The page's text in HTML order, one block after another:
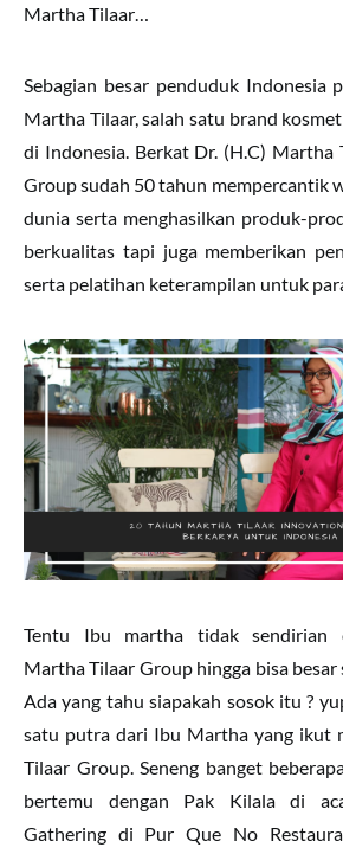
Martha Tilaar…
Sebagian besar penduduk Indonesia
Martha Tilaar, salah satu brand
di Indonesia. Berkat Dr. (H.C) Martha
Group sudah 50 tahun mempercantik
dunia serta menghasilkan produk-
berkualitas tapi juga memberikan
serta pelatihan keterampilan untuk
Tentu Ibu martha tidak sendirian
Martha Tilaar Group hingga bisa besar
Ada yang tahu siapakah sosok itu ?
satu putra dari Ibu Martha yang ikut
Tilaar Group. Seneng banget
bertemu dengan Pak Kilala di
Gathering di Pur Que No